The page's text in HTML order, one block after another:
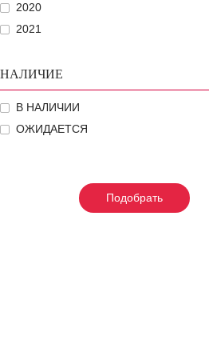
2020
2021
НАЛИЧИЕ
В НАЛИЧИИ
ОЖИДАЕТСЯ
Подобрать
Подобрать
Подобрать